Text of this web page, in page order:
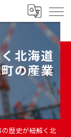
北海道
の産業
北海道苫小牧市と紋別郡雄武町の産業発展